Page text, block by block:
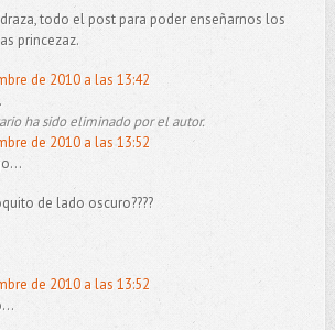
todo el post para poder enseñarnos los
princezaz.
de 2010 a las 13:42
ha sido eliminado por el autor.
de 2010 a las 13:52
de lado oscuro????
de 2010 a las 13:52